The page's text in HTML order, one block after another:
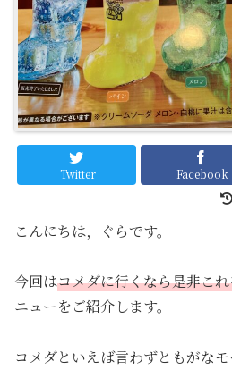
Twitter Facebook
こんにちは，ぐらです。
今回はコメダに行くなら是非こ
ニューをご紹介します。
コメダといえば言わずともがな